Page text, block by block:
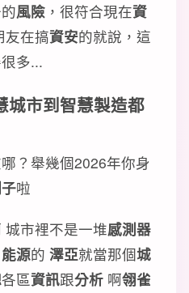
風險 ，很符合現在資
友在搞資安的就說，這
多...
城市到智慧製造都
？舉幾個2026年你身
啦
城市裡不是一堆感測器
能源的 澤亞就當那個城
各區資訊跟分析 啊翎雀